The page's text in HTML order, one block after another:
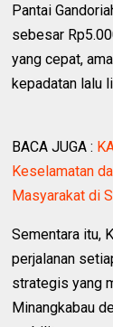
Pantai
sebesar
yang cepat,
kepadatan lalu
BACA JUGA :
Keselamatan
Masyarakat di
Sementara itu,
perjalanan
strategis yang
Minangkabau